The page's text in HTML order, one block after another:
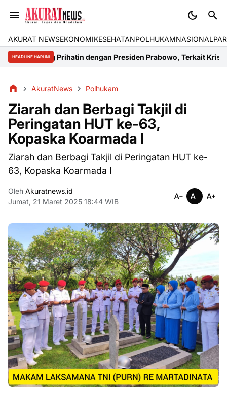
AKURAT NEWSEKONOMIKESEHATANPOLHUKAMNASIONAL
HEADLINE HARI INI
Prihatin dengan Presiden Prabowo, Terkait Krisis Energi di
AkuratNews Polhukam
Ziarah dan Berbagi Takjil di
Peringatan HUT ke-63,
Kopaska Koarmada I
Ziarah dan Berbagi Takjil di Peringatan HUT ke-
63, Kopaska Koarmada I
Oleh Akuratnews.id
Jumat, 21 Maret 2025 18:44 WIB